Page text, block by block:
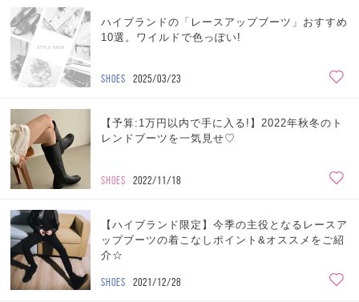
ハイブランドの「レースアップブーツ」おすすめ
10選。ワイルドで色っぽい!
SHOES 2025/03/23
【予算:1万円以内で手に入る!】2022年秋冬のト
レンドブーツを一気見せ♡
SHOES 2022/11/18
【ハイブランド限定】今季の主役となるレースア
ップブーツの着こなしポイント&オススメをご紹
介☆
SHOES 2021/12/28